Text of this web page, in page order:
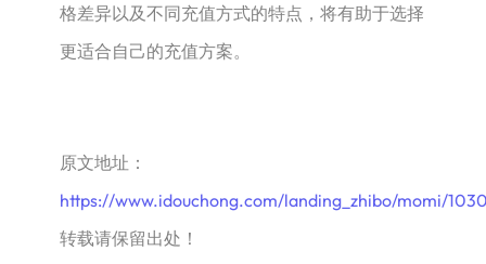
格差异以及不同充值方式的特点，将有助于选择
更适合自己的充值方案。
原文地址：
https://www.idouchong.com/landing_zhibo/momi/
转载请保留出处！